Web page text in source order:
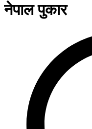
नेपाल पुकार